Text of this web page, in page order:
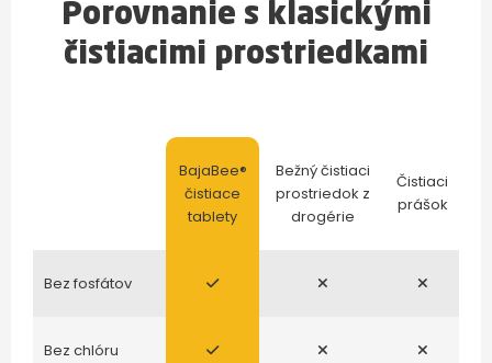
Porovnanie s klasickými
čistiacimi prostriedkami
BajaBee®
čistiace
tablety
Bežný čistiaci
prostriedok z
drogérie
Čistiaci
prášok
Bez fosfátov
Bez chlóru